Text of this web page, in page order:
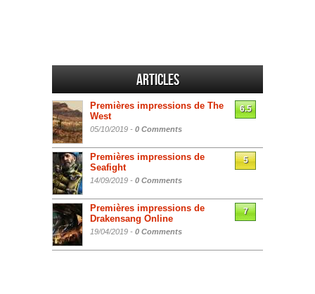
Articles
Premières impressions de The
West
05/10/2019 - 0 Comments
6.5
Premières impressions de
Seafight
14/09/2019 - 0 Comments
5
Premières impressions de
Drakensang Online
19/04/2019 - 0 Comments
7